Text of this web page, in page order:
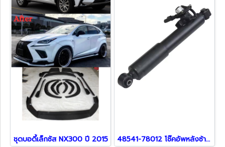
ชุดบอดี้เล็กซัส NX300 ปี 2015 48541-78012 โช๊คอัพหลังซ้าย สำหรับ NX300 NX200T 2014